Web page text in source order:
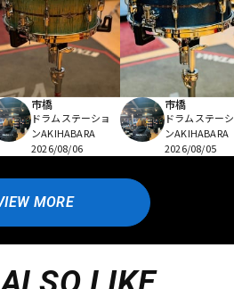
市橋
ドラムステーショ
ンAKIHABARA
2026/08/06
市橋
ドラムステー
ンAKIHABARA
2026/08/05
MORE